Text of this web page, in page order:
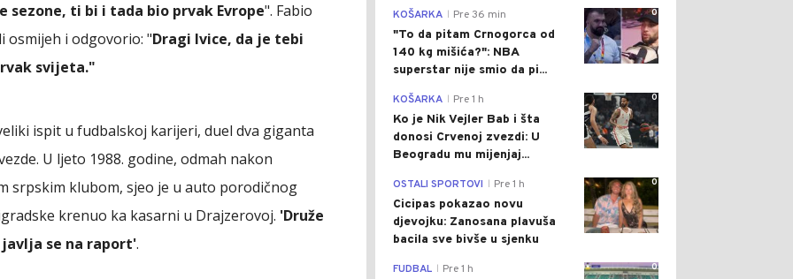
ti bi i tada bio prvak Evrope". Fabio
osmijeh i odgovorio: "Dragi Ivice, da je tebi
svijeta."
ispit u fudbalskoj karijeri, duel dva giganta
U ljeto 1988. godine, odmah nakon
srpskim klubom, sjeo je u auto porodičnog
krenuo ka kasarni u Drajzerovoj. 'Druže
se na raport'.
0
KOŠARKA Pre 36 min
"To da pitam Crnogorca od
140 kg mišića?": NBA
superstar nije smio da pi...
0
KOŠARKA Pre 1 h
Ko je Nik Vejler Bab i šta
donosi Crvenoj zvezdi: U
Beogradu mu mijenjaj...
0
OSTALI SPORTOVI Pre 1 h
Cicipas pokazao novu
djevojku: Zanosana plavuša
bacila sve bivše u sjenku
0
FUDBAL Pre 1 h